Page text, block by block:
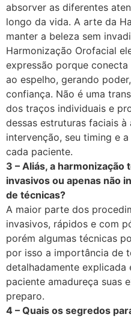
absorver as diferentes
longo da vida. A arte da
manter a beleza sem
Harmonização Orofacial
expressão porque
ao espelho, gerando
confiança. Não é uma
dos traços individuais e
dessas estruturas faciais
intervenção, seu timing e
cada paciente.
3 – Aliás, a
invasivos ou apenas não
de técnicas?
A maior parte dos
invasivos, rápidos e com
porém algumas técnicas
por isso a importância de
detalhadamente explicada
paciente amadureça suas
preparo.
4 – Quais os segredos